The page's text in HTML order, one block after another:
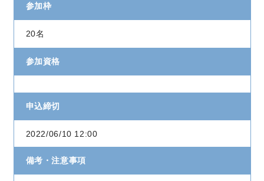
参加枠
20名
参加資格
申込締切
2022/06/10 12:00
備考・注意事項